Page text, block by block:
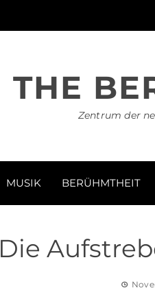
THE
Zentrum der
MUSIK BERÜHMTHEIT